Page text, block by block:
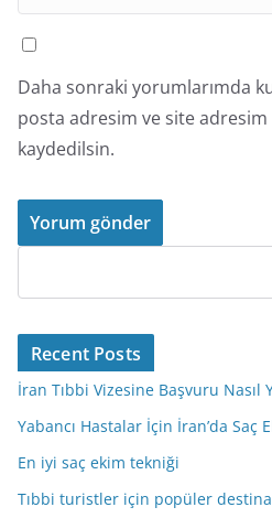
Daha sonraki yorumlarımda
posta adresim ve site adresim
kaydedilsin.
Recent Posts
İran Tıbbi Vizesine Başvuru Nasıl
Yabancı Hastalar İçin İran’da Saç
En iyi saç ekim tekniği
Tıbbi turistler için popüler